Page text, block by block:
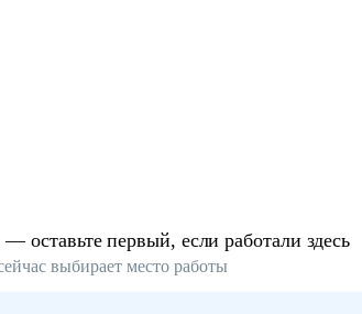
оставьте первый, если работали здесь
выбирает место работы